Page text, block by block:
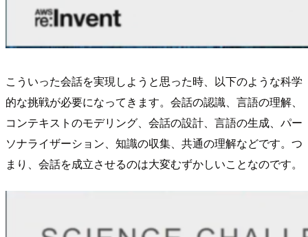
こういった会話を実現しようと思った時、以下のような科学
的な挑戦が必要になってきます。会話の認識、言語の理解、
コンテキストのモデリング、会話の設計、言語の生成、パー
ソナライザーション、知識の収集、共通の理解などです。つ
まり、会話を成立させるのは大変むずかしいことなのです。